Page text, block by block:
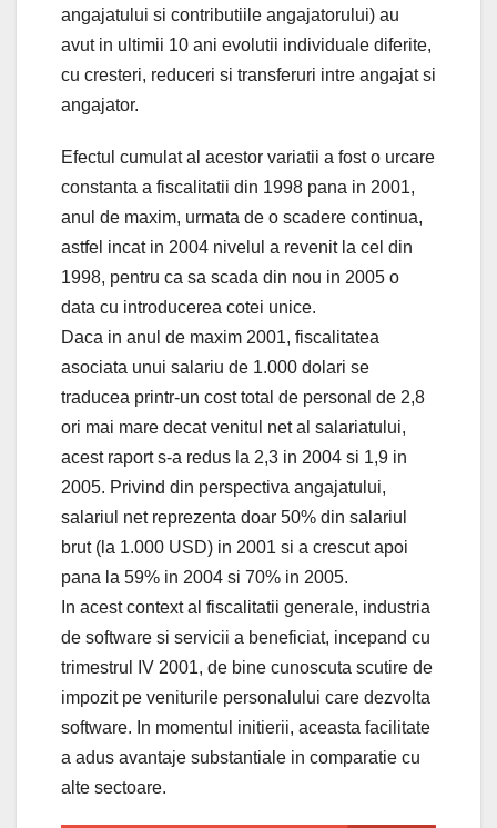
angajatului si contributiile angajatorului) au
avut in ultimii 10 ani evolutii individuale diferite,
cu cresteri, reduceri si transferuri intre angajat si
angajator.
Efectul cumulat al acestor variatii a fost o urcare
constanta a fiscalitatii din 1998 pana in 2001,
anul de maxim, urmata de o scadere continua,
astfel incat in 2004 nivelul a revenit la cel din
1998, pentru ca sa scada din nou in 2005 o
data cu introducerea cotei unice.
Daca in anul de maxim 2001, fiscalitatea
asociata unui salariu de 1.000 dolari se
traducea printr-un cost total de personal de 2,8
ori mai mare decat venitul net al salariatului,
acest raport s-a redus la 2,3 in 2004 si 1,9 in
2005. Privind din perspectiva angajatului,
salariul net reprezenta doar 50% din salariul
brut (la 1.000 USD) in 2001 si a crescut apoi
pana la 59% in 2004 si 70% in 2005.
In acest context al fiscalitatii generale, industria
de software si servicii a beneficiat, incepand cu
trimestrul IV 2001, de bine cunoscuta scutire de
impozit pe veniturile personalului care dezvolta
software. In momentul initierii, aceasta facilitate
a adus avantaje substantiale in comparatie cu
alte sectoare.